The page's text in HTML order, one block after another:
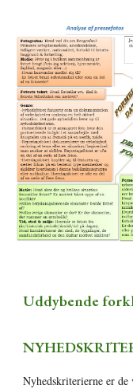
Uddybende
Nyhedskriterierne er